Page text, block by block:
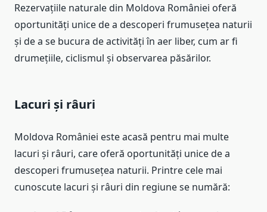
Rezervațiile naturale din Moldova României oferă
oportunități unice de a descoperi frumusețea naturii
și de a se bucura de activități în aer liber, cum ar fi
drumețiile, ciclismul și observarea păsărilor.
Lacuri și râuri
Moldova României este acasă pentru mai multe
lacuri și râuri, care oferă oportunități unice de a
descoperi frumusețea naturii. Printre cele mai
cunoscute lacuri și râuri din regiune se numără: